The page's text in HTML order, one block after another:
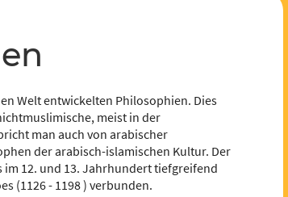
Welt entwickelten Philosophien. Dies
meist in der
man auch von arabischer
der arabisch-islamischen Kultur. Der
12. und 13. Jahrhundert tiefgreifend
(1126 - 1198 ) verbunden.